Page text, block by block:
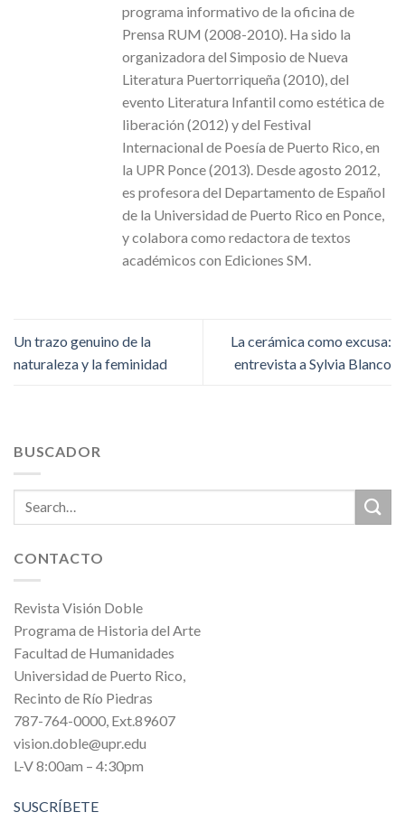
programa informativo de la oficina de
Prensa RUM (2008-2010). Ha sido la
organizadora del Simposio de Nueva
Literatura Puertorriqueña (2010), del
evento Literatura Infantil como estética de
liberación (2012) y del Festival
Internacional de Poesía de Puerto Rico, en
la UPR Ponce (2013). Desde agosto 2012,
es profesora del Departamento de Español
de la Universidad de Puerto Rico en Ponce,
y colabora como redactora de textos
académicos con Ediciones SM.
Un trazo genuino de la
naturaleza y la feminidad
La cerámica como excusa:
entrevista a Sylvia Blanco
BUSCADOR
CONTACTO
Revista Visión Doble
Programa de Historia del Arte
Facultad de Humanidades
Universidad de Puerto Rico,
Recinto de Río Piedras
787-764-0000, Ext.89607
vision.doble@upr.edu
L-V 8:00am – 4:30pm
SUSCRÍBETE